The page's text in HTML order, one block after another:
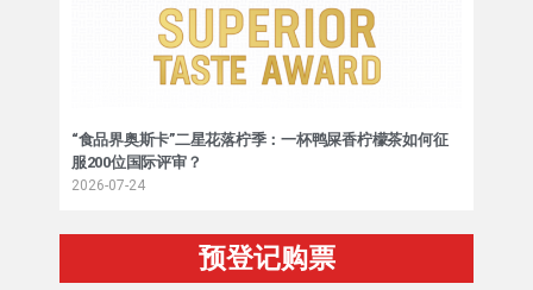
“食品界奥斯卡”二星花落柠季：一杯鸭屎香柠檬茶如何征
服200位国际评审？
2026-07-24
预登记购票